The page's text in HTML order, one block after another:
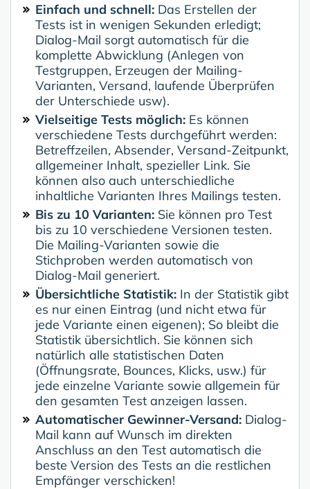
Einfach und schnell: Das Erstellen der
Tests ist in wenigen Sekunden erledigt;
Dialog-Mail sorgt automatisch für die
komplette Abwicklung (Anlegen von
Testgruppen, Erzeugen der Mailing-
Varianten, Versand, laufende Überprüfen
der Unterschiede usw).
Vielseitige Tests möglich: Es können
verschiedene Tests durchgeführt werden:
Betreffzeilen, Absender, Versand-Zeitpunkt,
allgemeiner Inhalt, spezieller Link. Sie
können also auch unterschiedliche
inhaltliche Varianten Ihres Mailings testen.
Bis zu 10 Varianten: Sie können pro Test
bis zu 10 verschiedene Versionen testen.
Die Mailing-Varianten sowie die
Stichproben werden automatisch von
Dialog-Mail generiert.
Übersichtliche Statistik: In der Statistik gibt
es nur einen Eintrag (und nicht etwa für
jede Variante einen eigenen); So bleibt die
Statistik übersichtlich. Sie können sich
natürlich alle statistischen Daten
(Öffnungsrate, Bounces, Klicks, usw.) für
jede einzelne Variante sowie allgemein für
den gesamten Test anzeigen lassen.
Automatischer Gewinner-Versand: Dialog-
Mail kann auf Wunsch im direkten
Anschluss an den Test automatisch die
beste Version des Tests an die restlichen
Empfänger verschicken!